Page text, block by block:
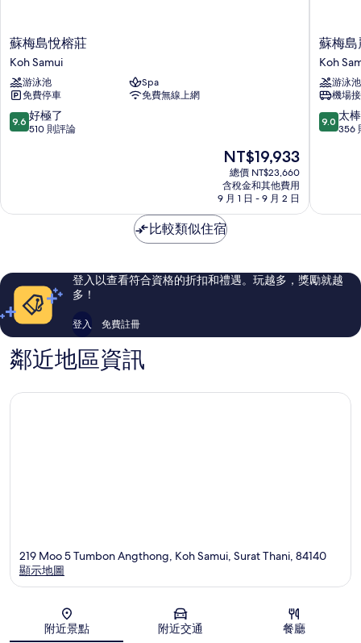
蘇
梅
島
悅
榕
莊
Koh
蘇梅島悅榕莊
Koh Samui
游泳池
Spa
免費停車
免費無線上網
9.6
分，
極
評
論
9.6 好極了
510 則評論
現
在
價
格
為
NT$19,933
NT$19,933
總價 NT$23,660
含稅金和其他費用
9 月 1 日 - 9 月 2 日
蘇
梅
島
麗
思
卡
爾
蘇梅島
Koh
游泳池
機場
9.0
分，
棒
評
論
9.0 太
356
比較類似住宿
登入以查看符合資格的折扣和禮遇。玩越多，獎勵就越
多！
登入 免費註冊
鄰近地區資訊
地圖
219 Moo 5 Tumbon Angthong, Koh Samui, Surat Thani, 84140
顯示地圖
附近景點 附近交通 餐廳